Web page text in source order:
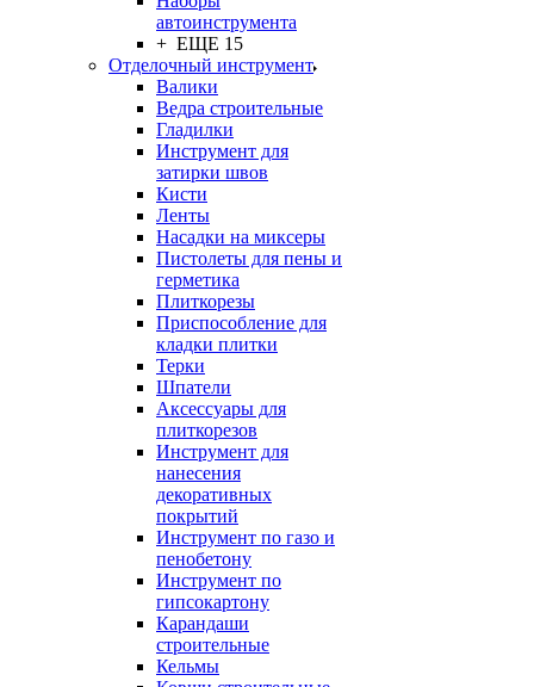
автоинструмента
+ ЕЩЕ 15
Отделочный инструмент
Валики
Ведра строительные
Гладилки
Инструмент для
затирки швов
Кисти
Ленты
Насадки на миксеры
Пистолеты для пены и
герметика
Плиткорезы
Приспособление для
кладки плитки
Терки
Шпатели
Аксессуары для
плиткорезов
Инструмент для
нанесения
декоративных
покрытий
Инструмент по газо и
пенобетону
Инструмент по
гипсокартону
Карандаши
строительные
Кельмы